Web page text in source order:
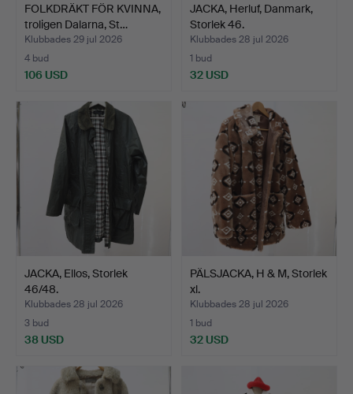
FOLKDRÄKT FÖR KVINNA,
troligen Dalarna, St…
Klubbades 29 jul 2026
4 bud
106 USD
JACKA, Herluf, Danmark,
Storlek 46.
Klubbades 28 jul 2026
1 bud
32 USD
JACKA, Ellos, Storlek
46/48.
Klubbades 28 jul 2026
3 bud
38 USD
PÄLSJACKA, H & M, Storlek
xl.
Klubbades 28 jul 2026
1 bud
32 USD